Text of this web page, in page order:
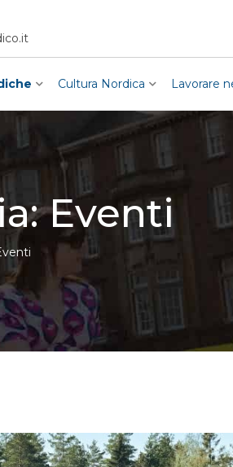
Cultura Nordica Lavorare
Eventi